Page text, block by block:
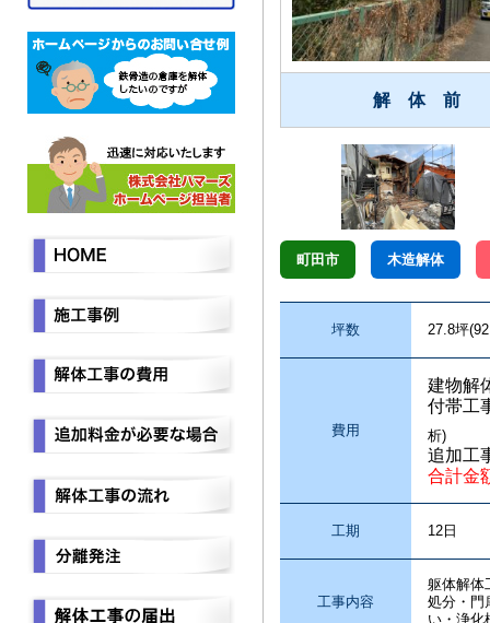
解 体 前
町田市 木造解体
坪数 27.8坪
費用
建物解
付帯工
析)
追加工
合計金
工期 12日
工事内容
躯体解
処分・門
い・浄化